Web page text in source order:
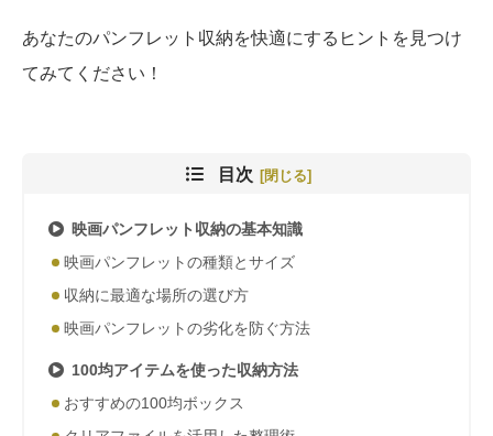
あなたのパンフレット収納を快適にするヒントを見つけ
てみてください！
目次
映画パンフレット収納の基本知識
映画パンフレットの種類とサイズ
収納に最適な場所の選び方
映画パンフレットの劣化を防ぐ方法
100均アイテムを使った収納方法
おすすめの100均ボックス